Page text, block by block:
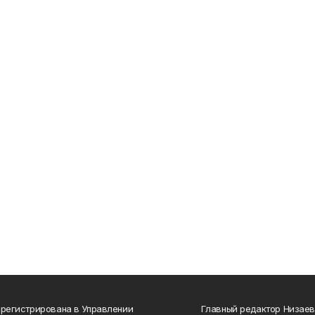
в Управлении
Главный редактор